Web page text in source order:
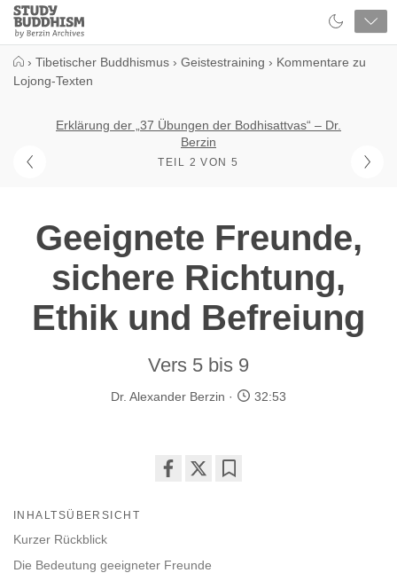
Close
Study
Buddhism
› Tibetischer Buddhismus › Geistestraining › Kommentare zu
Lojong-Texten
Erklärung der „37 Übungen der Bodhisattvas“ – Dr.
Berzin
TEIL 2 VON 5
Geeignete Freunde,
sichere Richtung,
Ethik und Befreiung
Vers 5 bis 9
Dr. Alexander Berzin 32:53
INHALTSÜBERSICHT
Kurzer Rückblick
Die Bedeutung geeigneter Freunde